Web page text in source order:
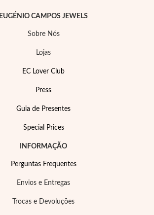
EUGÉNIO CAMPOS JEWELS
Sobre Nós
Lojas
EC Lover Club
Press
Guia de Presentes
Special Prices
INFORMAÇÃO
Perguntas Frequentes
Envios e Entregas
Trocas e Devoluções